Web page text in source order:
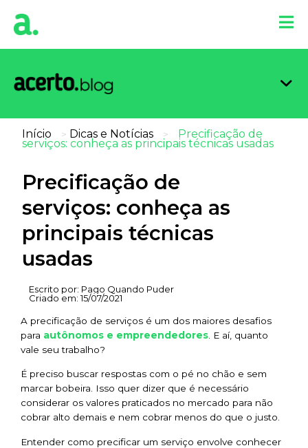
Início > Dicas e Notícias > Precificação de
serviços: conheça as principais técnicas usadas
Precificação de
serviços: conheça as
principais técnicas
usadas
Escrito por: Pago Quando Puder
Criado em: 15/07/2021
A precificação de serviços é um dos maiores desafios
para autônomos e empreendedores . E aí, quanto
vale seu trabalho?
É preciso buscar respostas com o pé no chão e sem
marcar bobeira. Isso quer dizer que é necessário
considerar os valores praticados no mercado para não
cobrar alto demais e nem cobrar menos do que o justo.
Entender como precificar um serviço envolve conhecer